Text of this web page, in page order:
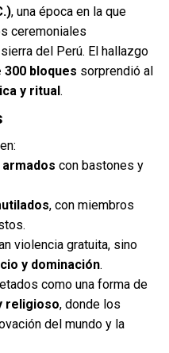
, una época en la que
ceremoniales
del Perú. El hallazgo
bloques sorprendió al
y ritual.
con bastones y
, con miembros
violencia gratuita, sino
y dominación.
como una forma de
religioso, donde los
del mundo y la